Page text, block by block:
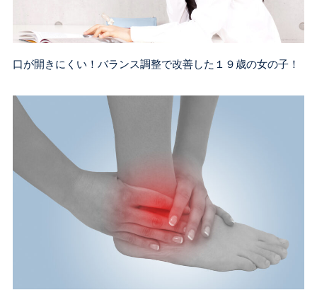
口が開きにくい！バランス調整で改善した１９歳の女の子！